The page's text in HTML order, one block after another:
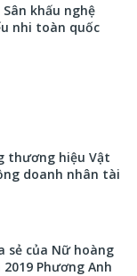
khấu nghệ
nhi toàn quốc
thương hiệu Vật
doanh nhân tài
sẻ của Nữ hoàng
Phương Anh